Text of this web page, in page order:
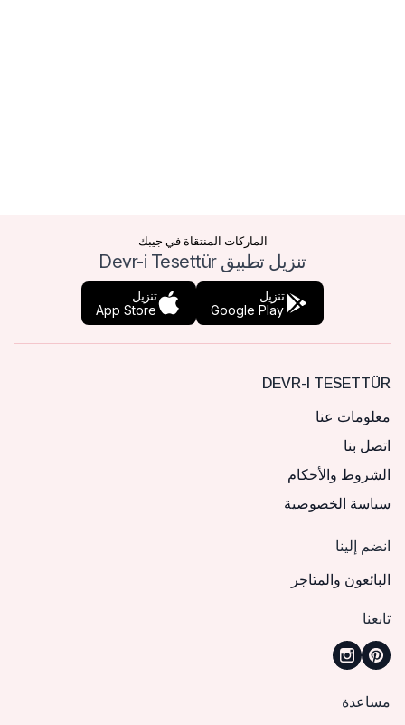
الماركات المنتقاة في جيبك
تنزيل تطبيق Devr-i Tesettür
تنزيل
Google Play
تنزيل
App Store
DEVR-I TESETTÜR
معلومات عنا
اتصل بنا
الشروط والأحكام
سياسة الخصوصية
انضم إلينا
البائعون والمتاجر
تابعنا
مساعدة